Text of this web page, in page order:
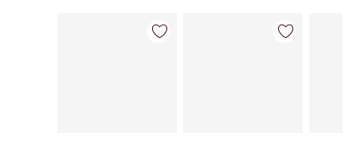
Artículo 1 de 8 Artículo 2 de 8